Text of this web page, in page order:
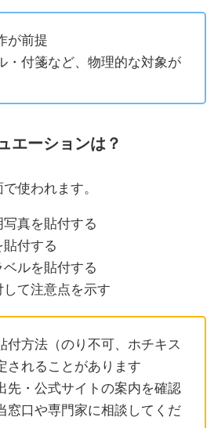
が前提
・付箋など、物理的な対象が
エーションは？
使われます。
真を貼付する
付する
ルを貼付する
て注意点を示す
付方法（のり不可、ホチキス
されることがあります
先・公式サイトの案内を確認
窓口や専門家に相談してくだ